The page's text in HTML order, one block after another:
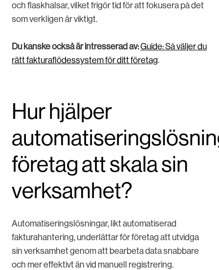
och flaskhalsar, vilket frigör tid för att fokusera på det
som verkligen är viktigt.
Du kanske också är intresserad av:Guide: Så väljer du
rätt fakturaflödessystem för ditt företag.
Hur hjälper
företag att skala sin
verksamhet?
Automatiseringslösningar, likt automatiserad
fakturahantering, underlättar för företag att utvidga
sin verksamhet genom att bearbeta data snabbare
och mer effektivt än vid manuell registrering.